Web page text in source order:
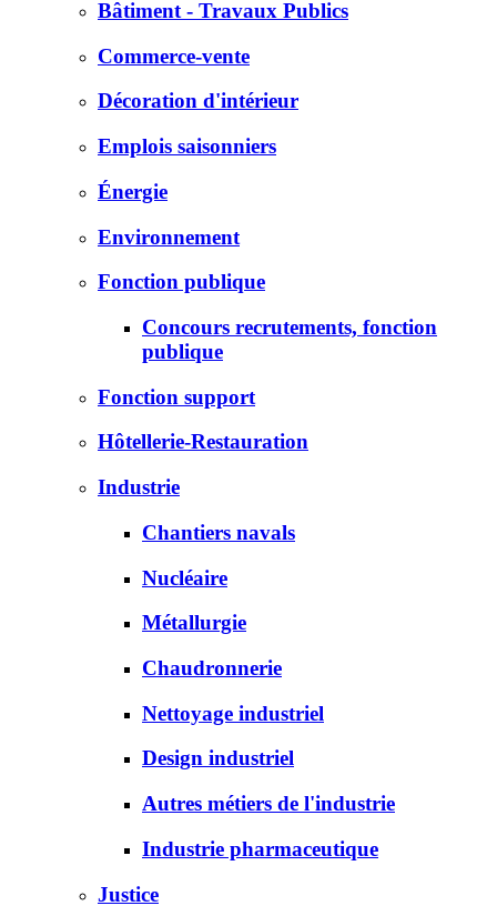
Bâtiment - Travaux Publics
Commerce-vente
Décoration d'intérieur
Emplois saisonniers
Énergie
Environnement
Fonction publique
Concours recrutements, fonction
publique
Fonction support
Hôtellerie-Restauration
Industrie
Chantiers navals
Nucléaire
Métallurgie
Chaudronnerie
Nettoyage industriel
Design industriel
Autres métiers de l'industrie
Industrie pharmaceutique
Justice